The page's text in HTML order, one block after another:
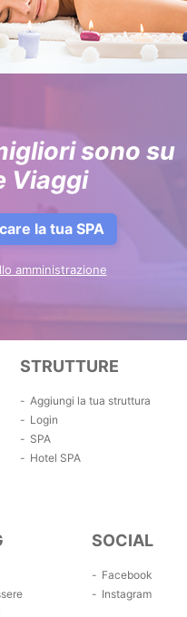
sono su
Viaggi
la tua SPA
amministrazione
STRUTTURE
Aggiungi la tua struttura
Login
SPA
Hotel SPA
SOCIAL
Facebook
Instagram